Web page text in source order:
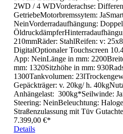
2WD / 4 WDVorderachse:
GetriebeMotorbremssytem:
NeinVorderradaufhängung:
210mmRäder: StahlReifen: v:
DigitalOptionaler Touchscreen
App: NeinLänge in mm:
mm: 1320Sitzhöhe in mm:
1300Tankvolumen:
Gepäckträger: v. 20kg/ h.
Anhängelast: 300kg*Seilwinde:
Steering: NeinBeleuchtung:
Straßenzulassung mit Tüv
7.399,00 €*
Details